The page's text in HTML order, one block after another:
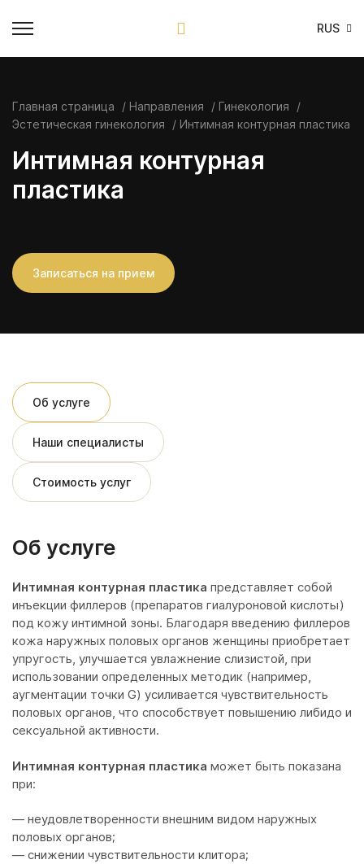
RUS
Главная страница Направления
Гинекология
Эстетическая гинекология
Интимная контурная пластика
Интимная контурная
пластика
Записаться на прием
Об услуге
Наши специалисты
Стоимость услуг
Об услуге
Интимная контурная пластика представляет собой
инъекции филлеров (препаратов гиалуроновой кислоты)
под кожу интимной зоны. Благодаря введению филлеров
кожа наружных половых органов женщины приобретает
упругость, улучшается увлажнение слизистой, при
использовании определенных методик (например,
аугментации точки G) усиливается чувствительность
половых органов, что способствует повышению либидо и
сексуальной активности.
Интимная контурная пластика может быть показана
при:
— неудовлетворенности внешним видом наружных
половых органов;
— снижении чувствительности клитора;